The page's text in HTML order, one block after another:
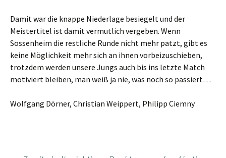
Damit war die knappe Niederlage besiegelt und der
Meistertitel ist damit vermutlich vergeben. Wenn
Sossenheim die restliche Runde nicht mehr patzt, gibt es
keine Möglichkeit mehr sich an ihnen vorbeizuschieben,
trotzdem werden unsere Jungs auch bis ins letzte Match
motiviert bleiben, man weiß ja nie, was noch so passiert…
Wolfgang Dörner, Christian Weippert, Philipp Ciemny